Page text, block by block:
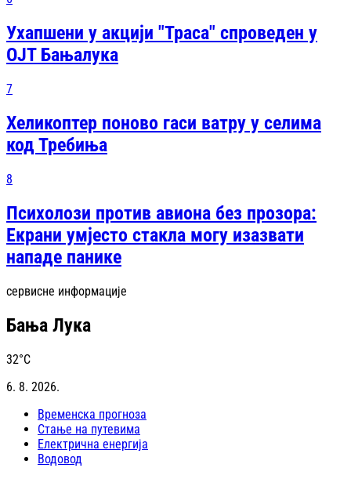
Ухапшени у акцији "Траса" спроведен у
ОЈТ Бањалука
7
Хеликоптер поново гаси ватру у селима
код Требиња
8
Психолози против авиона без прозора:
Екрани умјесто стакла могу изазвати
нападе панике
сервисне информације
Бања Лука
32°C
6. 8. 2026.
Временска прогноза
Стање на путевима
Електрична енергија
Водовод